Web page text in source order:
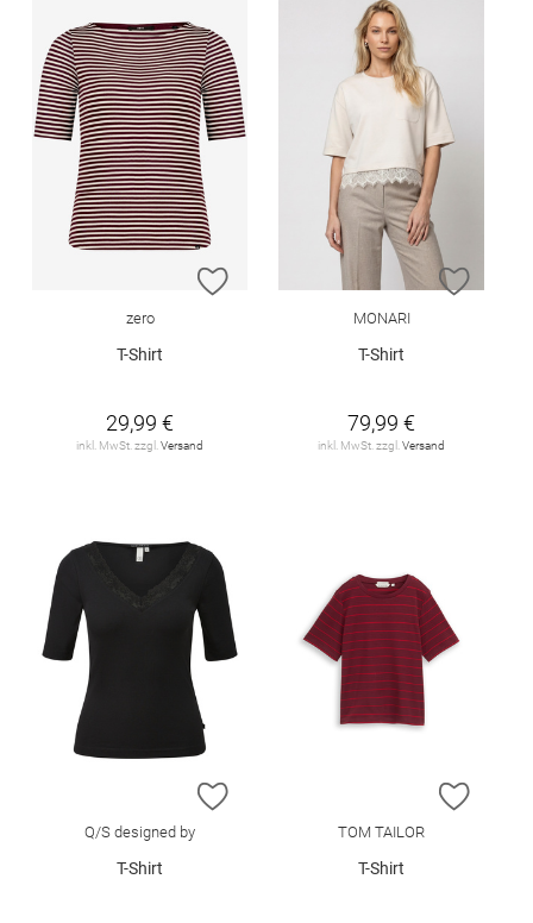
ZUR WUNSCHLISTE HINZUFÜGEN
zero
T-Shirt
29,99 €
inkl. MwSt. zzgl. Versand
ZUR
MONARI
T-Shirt
79,99 €
inkl. MwSt. zzgl. Versand
ZUR WUNSCHLISTE HINZUFÜGEN
Q/S designed by
T-Shirt
ZUR
TOM TAILOR
T-Shirt